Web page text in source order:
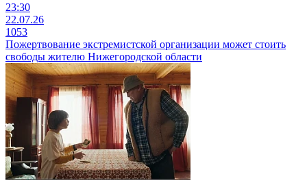
23:30
22.07.26
1053
Пожертвование экстремистской организации может стоить
свободы жителю Нижегородской области